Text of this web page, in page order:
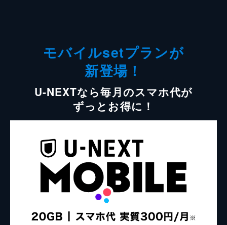
モバイルsetプランが
新登場！
U-NEXTなら毎月のスマホ代が
ずっとお得に！